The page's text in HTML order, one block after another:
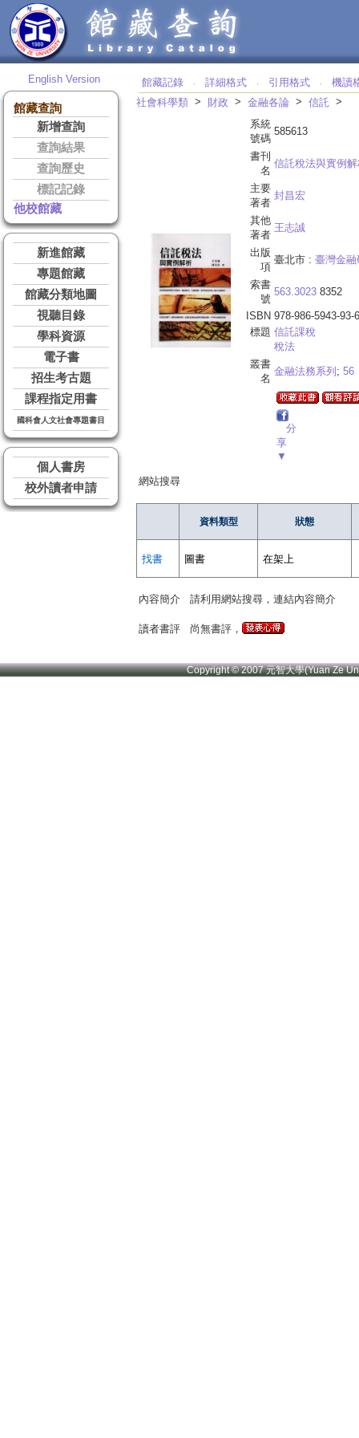
English Version
館藏查詢
新增查詢
查詢結果
查詢歷史
標記記錄
他校館藏
新進館藏
專題館藏
館藏分類地圖
視聽目錄
學科資源
電子書
招生考古題
課程指定用書
國科會人文社會專題書目
個人書房
校外讀者申請
館藏記錄 ‧ 詳細格式 ‧ 引用格式 ‧
機讀
社會科學類 > 財政 > 金融各論 > 信託 >
系統
號碼
585613
書刊
名
信託稅法與實例
主要
著者
封昌宏
其他
著者
王志誠
出版
項
臺北市 : 臺灣金融
索書
號
563.3023 8352
ISBN 978-986-5943-93-6
標題 信託課稅
稅法
叢書
名
金融法務系列 ; 56
分
享
▼
網站搜尋
資料類型 狀態
找書 圖書 在架上
內容簡介 請利用網站搜尋，連結內容簡介
讀者書評 尚無書評，
Copyright © 2007 元智大學(Yuan Ze